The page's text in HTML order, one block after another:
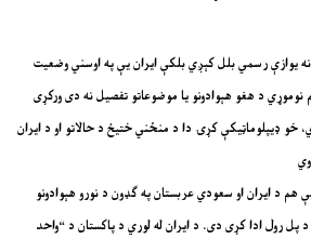
یوازې رسمي بلل کېږي بلکې ایران یې په اوسني وضعیت
د هغو هېوادونو یا موضوعاتو تفصیل نه دی ورکړی
ډیپلوماټیکې کړۍ دا د منځني ختیځ د حالاتو او د ایران
هم د ایران او سعودي عربستان په ګډون د نورو هېوادونو
پل رول ادا کړی دی. د ایران له لوري د پاکستان د “واحد